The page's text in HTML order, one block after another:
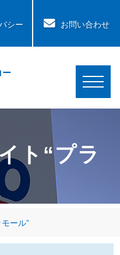
シー お問い合わせ
ー
ト“プラ
ール”